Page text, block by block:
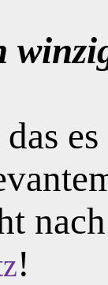
das
!